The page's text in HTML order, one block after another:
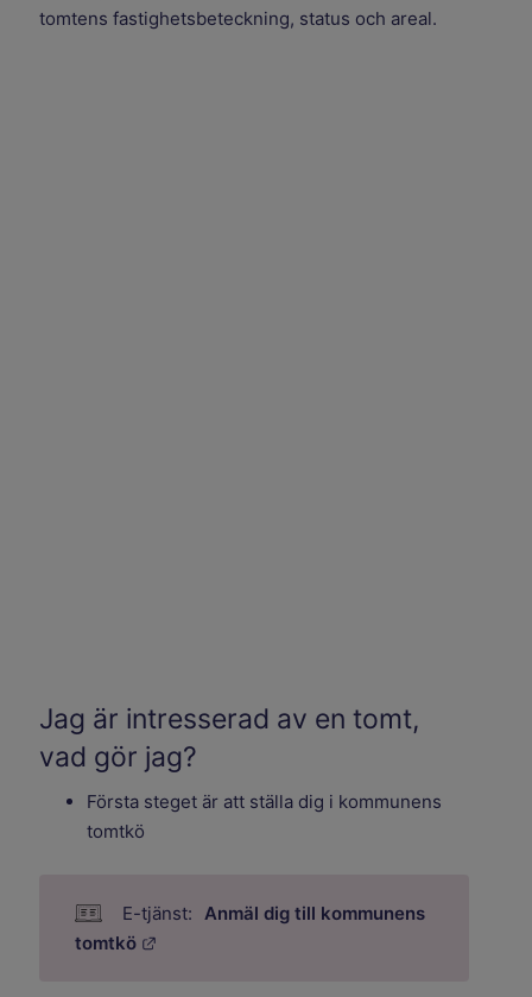
tomtens fastighetsbeteckning, status och areal.
Jag är intresserad av en tomt,
vad gör jag?
Första steget är att ställa dig i kommunens
tomtkö
Anmäl dig till kommunens
tomtkö